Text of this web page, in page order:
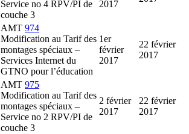
Service no 4 RPV/PI de
couche 3
2017
AMT 974
Modification au Tarif des
montages spéciaux –
Services Internet du
GTNO pour l’éducation
1er
février
2017
22 février
2017
AMT 975
Modification au Tarif des
montages spéciaux –
Service no 2 RPV/PI de
couche 3
2 février
2017
22 février
2017